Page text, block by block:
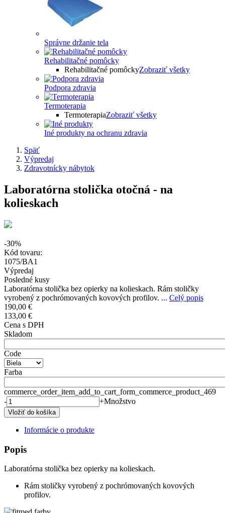
Správne držanie tela
Rehabilitačné pomôcky
Rehabilitačné pomôckyZobraziť všetky
Podpora zdravia
Termoterapia
TermoterapiaZobraziť všetky
Iné produkty na ochranu zdravia
Späť
Výpredaj
Zdravotnícky nábytok
Laboratórna stolička otočná - na
kolieskach
-30%
Kód tovaru:
1075/BA1
Výpredaj
Posledné kusy
Laboratórna stolička bez opierky na kolieskach. Rám stoličky
vyrobený z pochrómovaných kovových profilov. ... Celý popis
190,00 €
133,00 €
Cena s DPH
Skladom
Code
Farba
commerce_order_item_add_to_cart_form_commerce_product_469
-
+Množstvo
Informácie o produkte
Popis
Laboratórna stolička bez opierky na kolieskach.
Rám stoličky vyrobený z pochrómovaných kovových
profilov.